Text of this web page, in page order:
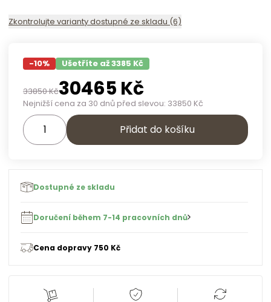
Zkontrolujte varianty dostupné ze skladu (6)
-10% Ušetříte až 3385 Kč
33850Kč30465 Kč
Nejnižší cena za 30 dnů před slevou: 33850 Kč
Přidat do košíku
Dostupné ze skladu
Doručení během 7-14 pracovních dnů
Cena dopravy 750 Kč